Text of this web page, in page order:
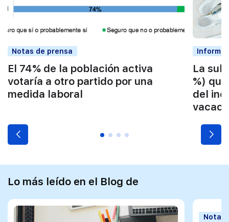
Notas de prensa
El 74% de la población activa
votaría a otro partido por una
medida laboral
La
%)
del
Lo más leído en el Blog de
Notas